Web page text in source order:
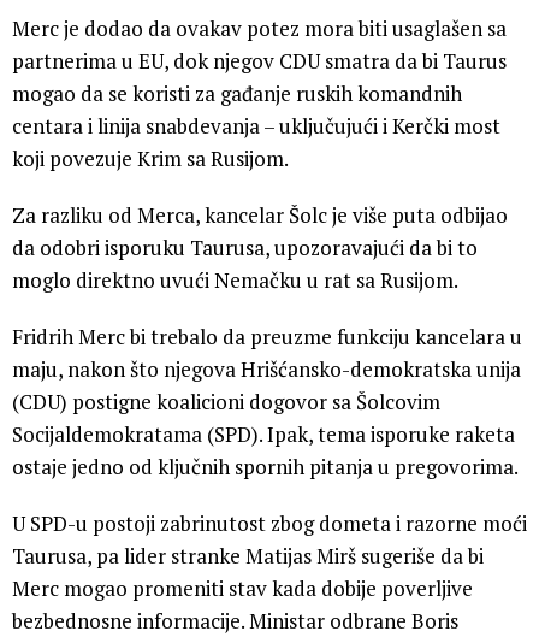
Merc je dodao da ovakav potez mora biti usaglašen sa
partnerima u EU, dok njegov CDU smatra da bi Taurus
mogao da se koristi za gađanje ruskih komandnih
centara i linija snabdevanja – uključujući i Kerčki most
koji povezuje Krim sa Rusijom.
Za razliku od Merca, kancelar Šolc je više puta odbijao
da odobri isporuku Taurusa, upozoravajući da bi to
moglo direktno uvući Nemačku u rat sa Rusijom.
Fridrih Merc bi trebalo da preuzme funkciju kancelara u
maju, nakon što njegova Hrišćansko-demokratska unija
(CDU) postigne koalicioni dogovor sa Šolcovim
Socijaldemokratama (SPD). Ipak, tema isporuke raketa
ostaje jedno od ključnih spornih pitanja u pregovorima.
U SPD-u postoji zabrinutost zbog dometa i razorne moći
Taurusa, pa lider stranke Matijas Mirš sugeriše da bi
Merc mogao promeniti stav kada dobije poverljive
bezbednosne informacije. Ministar odbrane Boris